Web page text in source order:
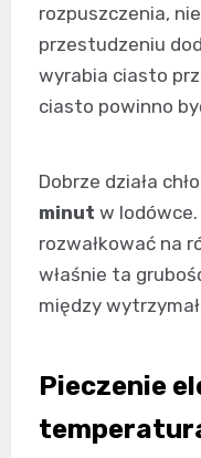
rozpuszczenia,
przestudzeniu
wyrabia ciasto
ciasto powinno
Dobrze działa
minut w lodówce.
rozwałkować na
właśnie ta
między
Pieczenie